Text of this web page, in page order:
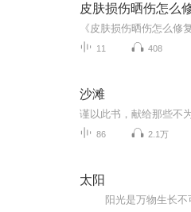
皮肤损伤晒伤怎么
11 408
沙滩
86 2.1万
太阳